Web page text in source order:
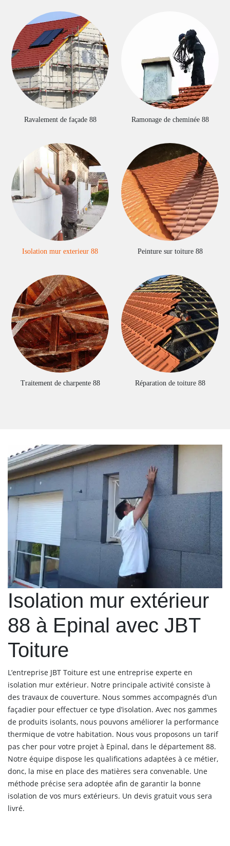
Ravalement de façade 88 Ramonage de cheminée 88
Isolation mur exterieur 88 Peinture sur toiture 88
Traitement de charpente 88 Réparation de toiture 88
Isolation mur extérieur
88 à Epinal avec JBT
Toiture
L’entreprise JBT Toiture est une entreprise experte en
isolation mur extérieur. Notre principale activité consiste à
des travaux de couverture. Nous sommes accompagnés d’un
façadier pour effectuer ce type d’isolation. Avec nos gammes
de produits isolants, nous pouvons améliorer la performance
thermique de votre habitation. Nous vous proposons un tarif
pas cher pour votre projet à Epinal, dans le département 88.
Notre équipe dispose les qualifications adaptées à ce métier,
donc, la mise en place des matières sera convenable. Une
méthode précise sera adoptée afin de garantir la bonne
isolation de vos murs extérieurs. Un devis gratuit vous sera
livré.